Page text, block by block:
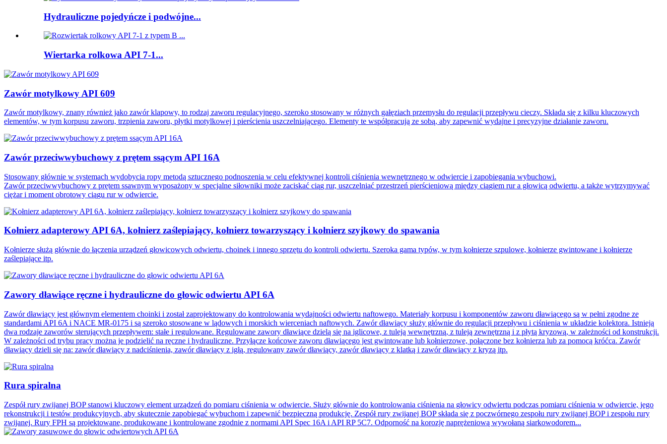
Hydrauliczne pojedyńcze i podwójne...
Wiertarka rolkowa API 7-1...
Zawór motylkowy API 609
Zawór motylkowy, znany również jako zawór klapowy, to rodzaj zaworu regulacyjnego, szeroko stosowany w różnych gałęziach przemysłu do regulacji przepływu cieczy. Składa się z kilku kluczowych
elementów, w tym korpusu zaworu, trzpienia zaworu, płytki motylkowej i pierścienia uszczelniającego. Elementy te współpracują ze sobą, aby zapewnić wydajne i precyzyjne działanie zaworu.
Zawór przeciwwybuchowy z prętem ssącym API 16A
Stosowany głównie w systemach wydobycia ropy metodą sztucznego podnoszenia w celu efektywnej kontroli ciśnienia wewnętrznego w odwiercie i zapobiegania wybuchowi.
Zawór przeciwwybuchowy z prętem ssawnym wyposażony w specjalne siłowniki może zaciskać ciąg rur, uszczelniać przestrzeń pierścieniową między ciągiem rur a głowicą odwiertu, a także wytrzymywać
ciężar i moment obrotowy ciągu rur w odwiercie.
Kołnierz adapterowy API 6A, kołnierz zaślepiający, kołnierz towarzyszący i kołnierz szyjkowy do spawania
Kołnierze służą głównie do łączenia urządzeń głowicowych odwiertu, choinek i innego sprzętu do kontroli odwiertu. Szeroka gama typów, w tym kołnierze szpulowe, kołnierze gwintowane i kołnierze
zaślepiające itp.
Zawory dławiące ręczne i hydrauliczne do głowic odwiertu API 6A
Zawór dławiący jest głównym elementem choinki i został zaprojektowany do kontrolowania wydajności odwiertu naftowego. Materiały korpusu i komponentów zaworu dławiącego są w pełni zgodne ze
standardami API 6A i NACE MR-0175 i są szeroko stosowane w lądowych i morskich wierceniach naftowych. Zawór dławiący służy głównie do regulacji przepływu i ciśnienia w układzie kolektora. Istnieją
dwa rodzaje zaworów sterujących przepływem: stałe i regulowane. Regulowane zawory dławiące dzielą się na iglicowe, z tuleją wewnętrzną, z tuleją zewnętrzną i z płytą kryzową, w zależności od konstrukcji.
W zależności od trybu pracy można je podzielić na ręczne i hydrauliczne. Przyłącze końcowe zaworu dławiącego jest gwintowane lub kołnierzowe, połączone bez kołnierza lub za pomocą króćca. Zawór
dławiący dzieli się na: zawór dławiący z nadciśnienia, zawór dławiący z igłą, regulowany zawór dławiący, zawór dławiący z klatką i zawór dławiący z kryzą itp.
Rura spiralna
Zespół rury zwijanej BOP stanowi kluczowy element urządzeń do pomiaru ciśnienia w odwiercie. Służy głównie do kontrolowania ciśnienia na głowicy odwiertu podczas pomiaru ciśnienia w odwiercie, jego
rekonstrukcji i testów produkcyjnych, aby skutecznie zapobiegać wybuchom i zapewnić bezpieczną produkcję. Zespół rury zwijanej BOP składa się z poczwórnego zespołu rury zwijanej BOP i zespołu rury
zwijanej. Rury FPH są projektowane, produkowane i kontrolowane zgodnie z normami API Spec 16A i API RP 5C7. Odporność na korozję naprężeniową wywołaną siarkowodorem...